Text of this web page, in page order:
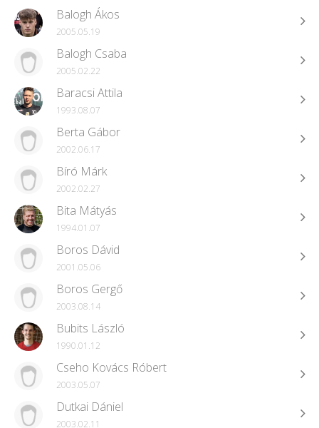
Balogh Ákos
2005.05.19
Balogh Csaba
2005.02.22
Baracsi Attila
1993.08.07
Berta Gábor
2002.06.17
Bíró Márk
2002.02.27
Bita Mátyás
1994.01.07
Boros Dávid
2001.05.06
Boros Gergő
2003.08.14
Bubits László
1990.01.12
Cseho Kovács Róbert
2003.05.07
Dutkai Dániel
2003.02.11